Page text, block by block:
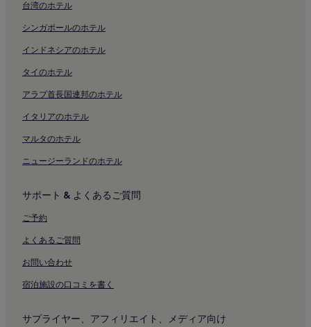
台湾のホテル
シンガポールのホテル
インドネシアのホテル
タイのホテル
アラブ首長国連邦のホテル
イタリアのホテル
マルタのホテル
ニュージーランドのホテル
サポート & よくあるご質問
ご予約
よくあるご質問
お問い合わせ
宿泊施設の口コミを書く
サプライヤー、アフィリエイト、メディア向け